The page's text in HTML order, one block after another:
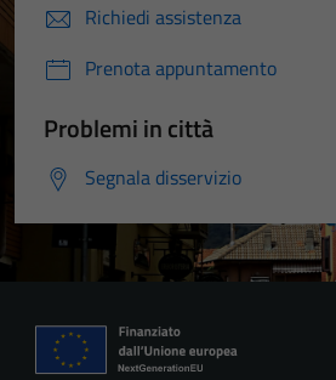
Richiedi assistenza
Prenota appuntamento
Problemi in città
Segnala disservizio